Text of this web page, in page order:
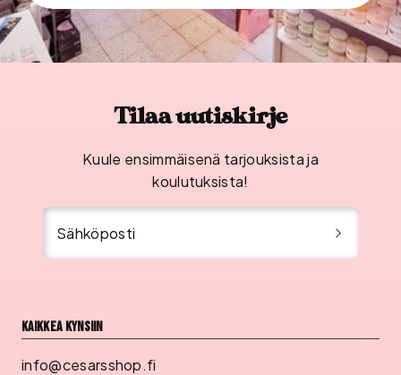
Tilaa uutiskirje
Kuule ensimmäisenä tarjouksista ja
koulutuksista!
Sähköposti
Kaikkea kynsiin
info@cesarsshop.fi